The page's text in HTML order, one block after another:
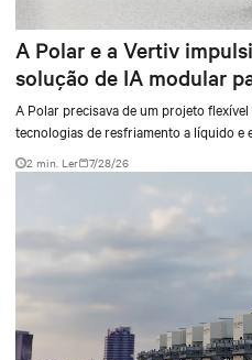
A Polar e a Vertiv
solução de IA modular
DRA01 na Noruega
A Polar precisava de um projeto
tecnologias de resfriamento a líquido e
operação contínua. A solução precisava
infraestrutura existente, fornecendo
2 min. Ler 7/28/26